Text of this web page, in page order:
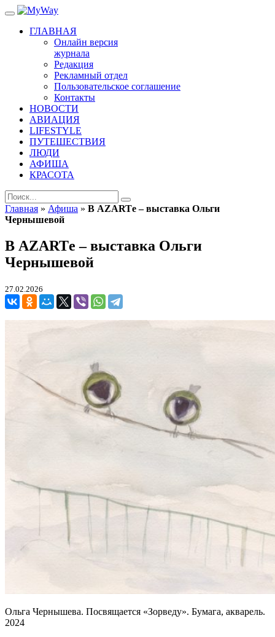
ГЛАВНАЯ
Онлайн версия
журнала
Редакция
Рекламный отдел
Пользовательское соглашение
Контакты
НОВОСТИ
АВИАЦИЯ
LIFESTYLE
ПУТЕШЕСТВИЯ
ЛЮДИ
АФИША
КРАСОТА
Главная » Афиша » В AZARTе – выставка Ольги
Чернышевой
В AZARTе – выставка Ольги
Чернышевой
27.02.2026
Ольга Чернышева. Посвящается «Зорведу». Бумага, акварель.
2024